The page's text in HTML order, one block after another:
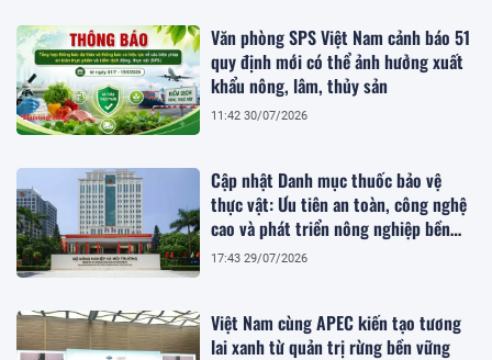
Văn phòng SPS Việt Nam cảnh báo 51
quy định mới có thể ảnh hưởng xuất
khẩu nông, lâm, thủy sản
11:42 30/07/2026
Cập nhật Danh mục thuốc bảo vệ
thực vật: Ưu tiên an toàn, công nghệ
cao và phát triển nông nghiệp bền
vững
17:43 29/07/2026
Việt Nam cùng APEC kiến tạo tương
lai xanh từ quản trị rừng bền vững